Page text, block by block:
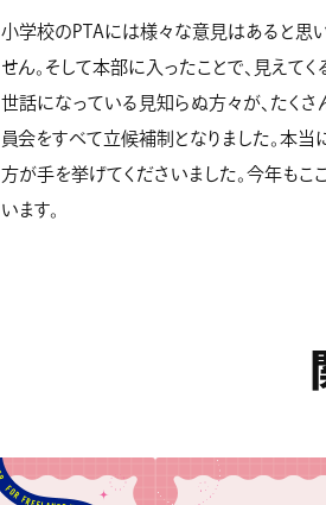
小学校のPTAには様々な意見はあると思
せん。そして本部に入ったことで、見えて
世話になっている見知らぬ方々が、たく
員会をすべて立候補制となりました。本
方が手を挙げてくださいました。今年も
います。